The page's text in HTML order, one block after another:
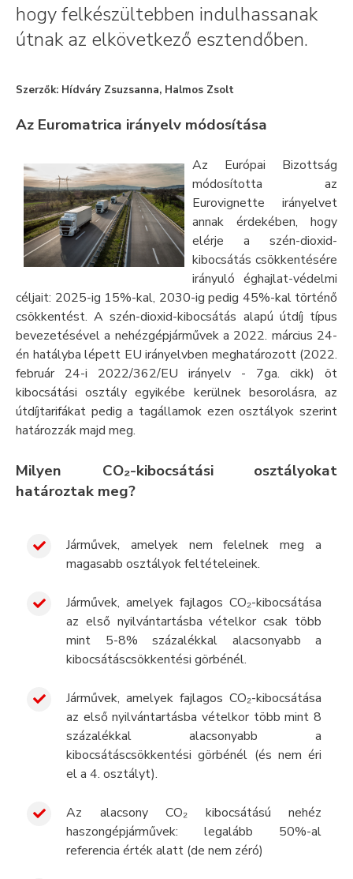
hogy felkészültebben indulhassanak
útnak az elkövetkező esztendőben.
Szerzők: Hídváry Zsuzsanna, Halmos Zsolt
Az Euromatrica irányelv módosítása
Az Európai Bizottság
módosította az
Eurovignette irányelvet
annak érdekében, hogy
elérje a szén-dioxid-
kibocsátás csökkentésére
irányuló éghajlat-védelmi
céljait: 2025-ig 15%-kal, 2030-ig pedig 45%-kal történő
csökkentést. A szén-dioxid-kibocsátás alapú útdíj típus
bevezetésével a nehézgépjárművek a 2022. március 24-
én hatályba lépett EU irányelvben meghatározott (2022.
február 24-i 2022/362/EU irányelv - 7ga. cikk) öt
kibocsátási osztály egyikébe kerülnek besorolásra, az
útdíjtarifákat pedig a tagállamok ezen osztályok szerint
határozzák majd meg.
Milyen CO₂-kibocsátási osztályokat
határoztak meg?
Járművek, amelyek nem felelnek meg a
magasabb osztályok feltételeinek.
Járművek, amelyek fajlagos CO₂-kibocsátása
az első nyilvántartásba vételkor csak több
mint 5-8% százalékkal alacsonyabb a
kibocsátáscsökkentési görbénél.
Járművek, amelyek fajlagos CO₂-kibocsátása
az első nyilvántartásba vételkor több mint 8
százalékkal alacsonyabb a
kibocsátáscsökkentési görbénél (és nem éri
el a 4. osztályt).
Az alacsony CO₂ kibocsátású nehéz
haszongépjárművek: legalább 50%-al
referencia érték alatt (de nem zéró)